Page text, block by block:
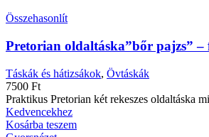
Összehasonlít
Pretorian oldaltáska”bőr pajzs” –
Táskák és hátizsákok, Övtáskák
7500 Ft
Praktikus Pretorian két rekeszes oldaltáska
Kedvencekhez
Kosárba teszem